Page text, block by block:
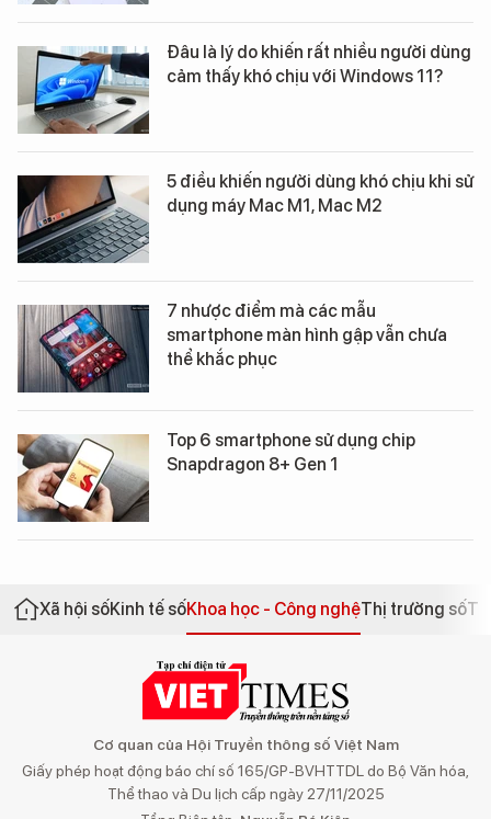
Đâu là lý do khiến rất nhiều người dùng
cảm thấy khó chịu với Windows 11?
5 điều khiến người dùng khó chịu khi sử
dụng máy Mac M1, Mac M2
7 nhược điểm mà các mẫu
smartphone màn hình gập vẫn chưa
thể khắc phục
Top 6 smartphone sử dụng chip
Snapdragon 8+ Gen 1
Xã hội sốKinh tế sốKhoa học - Công nghệThị trường số
Cơ quan của Hội Truyền thông số Việt Nam
Giấy phép hoạt động báo chí số 165/GP-BVHTTDL do Bộ Văn hóa,
Thể thao và Du lịch cấp ngày 27/11/2025